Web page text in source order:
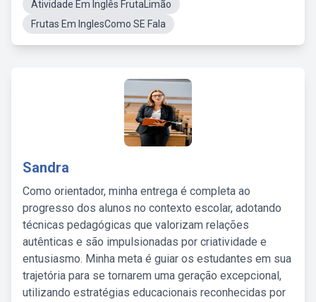
Atividade Em Inglês FrutaLimão
Frutas Em InglesComo SE Fala
Sandra
Como orientador, minha entrega é completa ao
progresso dos alunos no contexto escolar, adotando
técnicas pedagógicas que valorizam relações
autênticas e são impulsionadas por criatividade e
entusiasmo. Minha meta é guiar os estudantes em sua
trajetória para se tornarem uma geração excepcional,
utilizando estratégias educacionais reconhecidas por